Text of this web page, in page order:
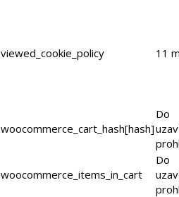
viewed_cookie_policy 11
woocommerce_cart_hash[hash]
Do
woocommerce_items_in_cart
Do